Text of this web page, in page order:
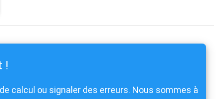
!
calcul ou signaler des erreurs. Nous sommes à